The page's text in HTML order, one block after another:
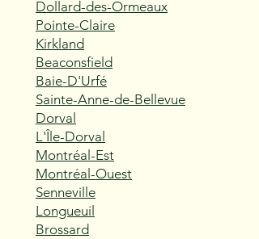
Dollard-des-Ormeaux
Pointe-Claire
Kirkland
Beaconsfield
Baie-D'Urfé
Sainte-Anne-de-Bellevue
Dorval
L'Île-Dorval
Montréal-Est
Montréal-Ouest
Senneville
Longueuil
Brossard